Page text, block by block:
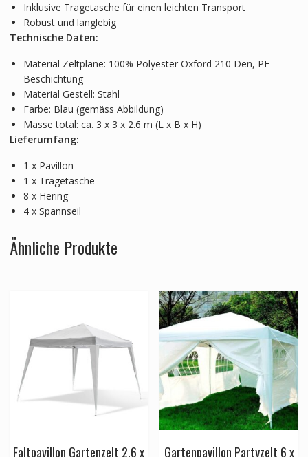
Inklusive Tragetasche für einen leichten Transport
Robust und langlebig
Technische Daten:
Material Zeltplane: 100% Polyester Oxford 210 Den, PE-
Beschichtung
Material Gestell: Stahl
Farbe: Blau (gemäss Abbildung)
Masse total: ca. 3 x 3 x 2.6 m (L x B x H)
Lieferumfang:
1 x Pavillon
1 x Tragetasche
8 x Hering
4 x Spannseil
Ähnliche Produkte
Faltpavillon Gartenzelt 2.6 x Gartenpavillon Partyzelt 6 x